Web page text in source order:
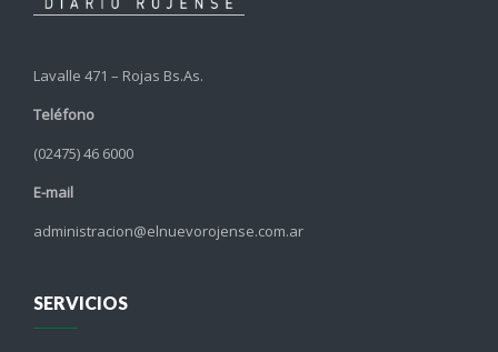
Lavalle 471 – Rojas Bs.As.
Teléfono
(02475) 46 6000
E-mail
administracion@elnuevorojense.com.ar
SERVICIOS